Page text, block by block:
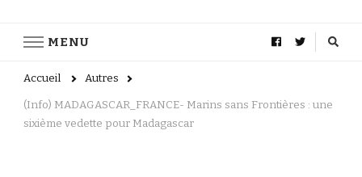
MENU
Accueil Autres
(Info) MADAGASCAR_FRANCE- Marins sans Frontières : une
sixième vedette pour Madagascar